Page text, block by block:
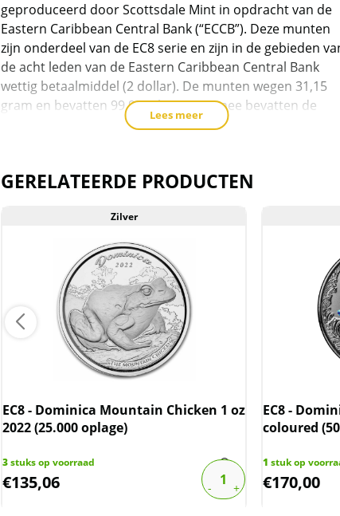
geproduceerd door Scottsdale Mint in opdracht van de
Eastern Caribbean Central Bank (“ECCB”). Deze munten
zijn onderdeel van de EC8 serie en zijn in de gebieden
de acht leden van de Eastern Caribbean Central Bank
wettig betaalmiddel (2 dollar). De munten wegen 31,15
gram en bevatten 99,9% zilver. Daarmee bevatten de
munten 1 Troy ounce puur zilver.
slechts 500 stuks!
ingelegd in een prachtig doosje van Scottsdale Mint. Ook
de buitenverpakking van het doosje ziet er mooi uit!
Kwaliteit
De munten worden uit voorraad geleverd, en komen
daarmee niet rechtstreeks van de producent af. Echter
zijn de munten veelal de muntcapsule niet uit geweest.
munten kunnen soms krassen, aanslag en/of melkvlekken
BTW
houdt in dat wij btw afdragen over de marge die wij
behalen op dit product. De btw mag hierdoor door ons
niet op de factuur vermeld worden. De prijs op de
Lees meer
GERELATEERDE PRODUCTEN
Zilver
EC8 - Dominica Mountain Chicken 1 oz
2022 (25.000 oplage)
3stuks op voorraad
€135,06
EC8 -
coloured
1 stuk op
€170,00